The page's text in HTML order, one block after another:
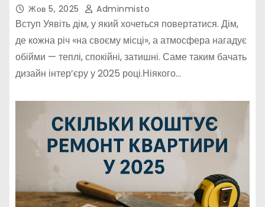
Жов 5, 2025 Adminmisto
Вступ Уявіть дім, у який хочеться повертатися. Дім,
де кожна річ «на своєму місці», а атмосфера нагадує
обійми — теплі, спокійні, затишні. Саме таким бачать
дизайн інтер’єру у 2025 році.Ніякого…